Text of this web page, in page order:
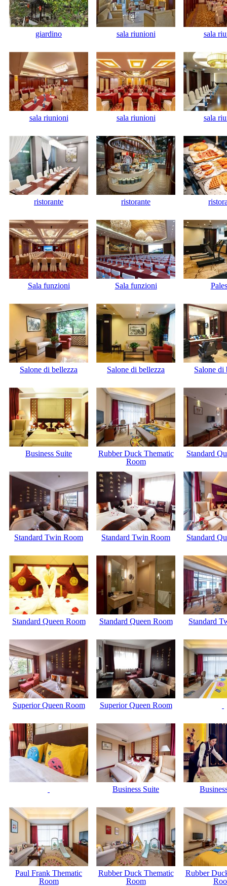
giardino sala riunioni sala
sala riunioni sala riunioni sala
ristorante ristorante
Sala funzioni Sala funzioni
Salone di bellezza Salone di bellezza Salone di
Business Suite
Rubber Duck Thematic
Room
Standard
Standard Twin Room Standard Twin Room Standard
Standard Queen Room Standard Queen Room Standard
Superior Queen Room Superior Queen Room
Business Suite
Paul Frank Thematic
Room
Rubber Duck Thematic
Room
Rubber